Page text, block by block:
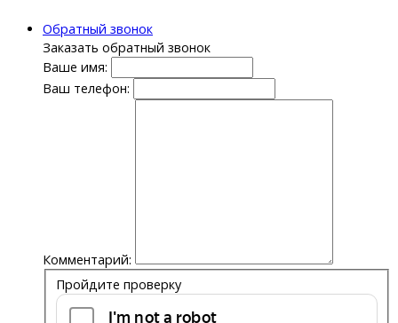
Обратный звонок
Заказать обратный звонок
Ваше имя:
Ваш телефон:
Комментарий:
Пройдите проверку